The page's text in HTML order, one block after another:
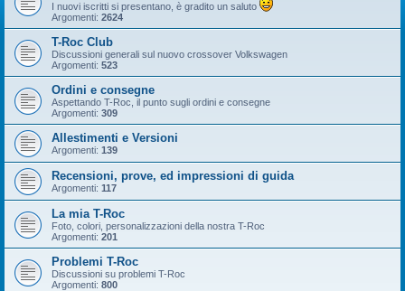
I nuovi iscritti si presentano, è gradito un saluto
Argomenti: 2624
T-Roc Club
Discussioni generali sul nuovo crossover Volkswagen
Argomenti: 523
Ordini e consegne
Aspettando T-Roc, il punto sugli ordini e consegne
Argomenti: 309
Allestimenti e Versioni
Argomenti: 139
Recensioni, prove, ed impressioni di guida
Argomenti: 117
La mia T-Roc
Foto, colori, personalizzazioni della nostra T-Roc
Argomenti: 201
Problemi T-Roc
Discussioni su problemi T-Roc
Argomenti: 800